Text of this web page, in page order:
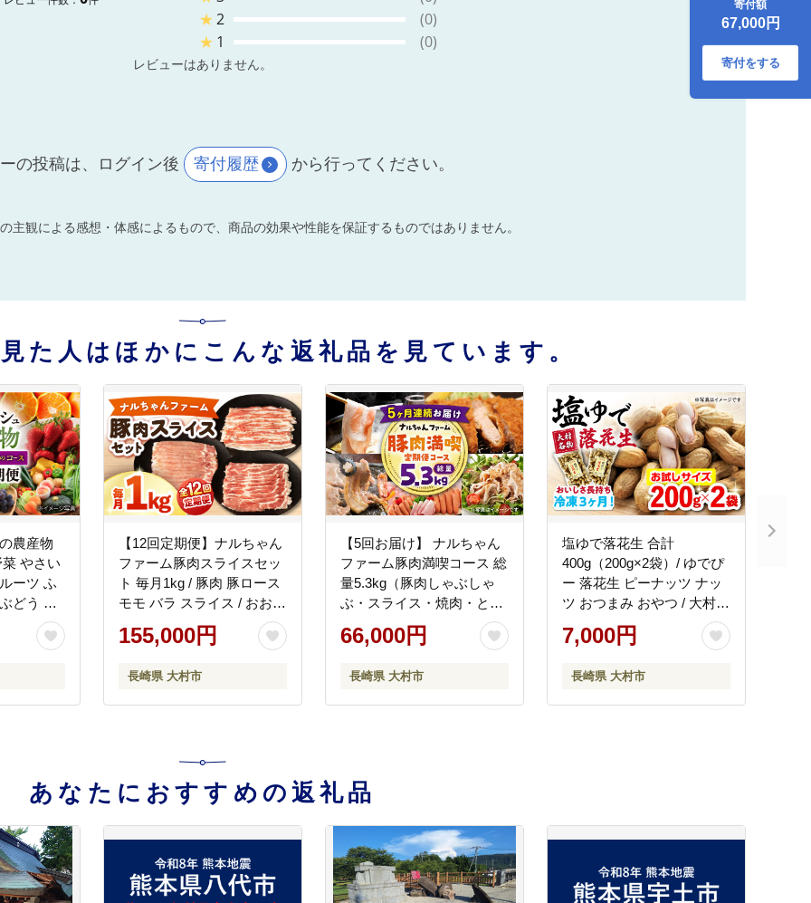
るーつ 産地直送 な
し 梨 ナシ フルーツ
定期便 / 大村市 / お
おむら夢ファーム
シュシュ
寄付額
67,000円
寄付をする
★2
(0)
★ 1 (0)
レビューはありません。
の投稿は、ログイン後 寄付履歴 から行ってください。
主観による感想・体感によるもので、商品の効果や性能を保証するものではありません。
た人はほかにこんな返礼品を見ています。
農産物
やさい
ーツ ふ
どう 葡
定期便 /
ファー
【12回定期便】ナルちゃん
ファーム豚肉スライスセッ
ト 毎月1kg / 豚肉 豚ロース
モモ バラ スライス / おおむ
ら夢ファームシュシュ
[ACAA338]
155,000円
長崎県 大村市
【5回お届け】 ナルちゃん
ファーム豚肉満喫コース 総
量5.3kg（豚肉しゃぶしゃ
ぶ・スライス・焼肉・とん
かつ計4kg ハムセット
1.3kg）/ 豚肉 ロースハム
んなー フランク 豚ロース
ロース ろーす 豚モモ モモ
ファームシュシュ
[ACAA072]
66,000円
長崎県 大村市
塩ゆで落花生 合計
400g（200g×2袋）/ ゆでぴ
ー 落花生 ピーナッツ ナッ
ツ おつまみ おやつ / 大村市
/ 浦川豆店 [ACZR011]
7,000円
長崎県 大村市
あなたにおすすめの返礼品